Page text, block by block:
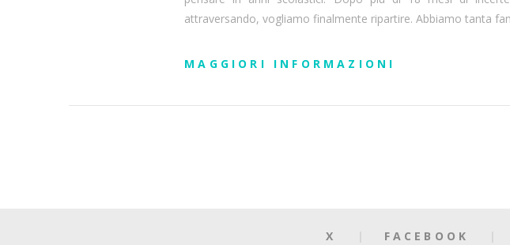
attraversando, vogliamo finalmente ripartire. Abbiamo tanta
MAGGIORI INFORMAZIONI
X FACEBOOK